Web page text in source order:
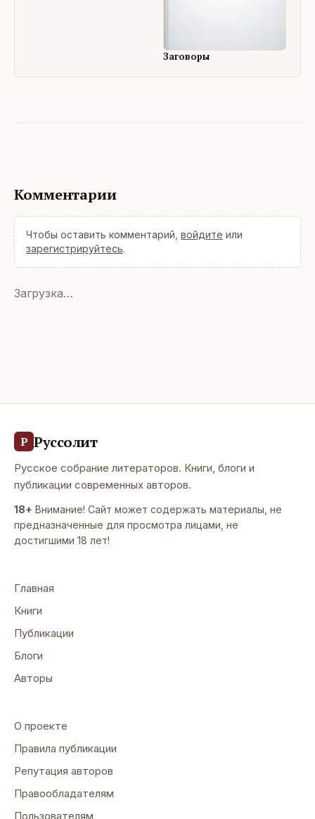
Заговоры
Комментарии
Чтобы оставить комментарий, войдите или
зарегистрируйтесь.
Загрузка…
Р Руссолит
Русское собрание литераторов. Книги, блоги и
публикации современных авторов.
18+ Внимание! Сайт может содержать материалы, не
предназначенные для просмотра лицами, не
достигшими 18 лет!
Главная
Книги
Публикации
Блоги
Авторы
О проекте
Правила публикации
Репутация авторов
Правообладателям
Пользователям